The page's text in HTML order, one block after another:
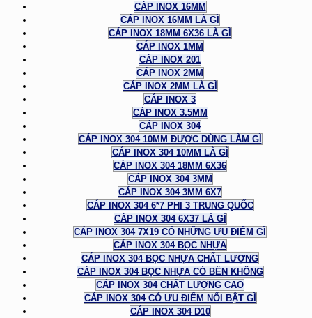
CÁP INOX 16MM
CÁP INOX 16MM LÀ GÌ
CÁP INOX 18MM 6X36 LÀ GÌ
CÁP INOX 1MM
CÁP INOX 201
CÁP INOX 2MM
CÁP INOX 2MM LÀ GÌ
CÁP INOX 3
CÁP INOX 3.5MM
CÁP INOX 304
CÁP INOX 304 10MM ĐƯỢC DÙNG LÀM GÌ
CÁP INOX 304 10MM LÀ GÌ
CÁP INOX 304 18MM 6X36
CÁP INOX 304 3MM
CÁP INOX 304 3MM 6X7
CÁP INOX 304 6*7 PHI 3 TRUNG QUỐC
CÁP INOX 304 6X37 LÀ GÌ
CÁP INOX 304 7X19 CÓ NHỮNG ƯU ĐIỂM GÌ
CÁP INOX 304 BỌC NHỰA
CÁP INOX 304 BỌC NHỰA CHẤT LƯỢNG
CÁP INOX 304 BỌC NHỰA CÓ BỀN KHÔNG
CÁP INOX 304 CHẤT LƯỢNG CAO
CÁP INOX 304 CÓ ƯU ĐIỂM NỔI BẬT GÌ
CÁP INOX 304 D10